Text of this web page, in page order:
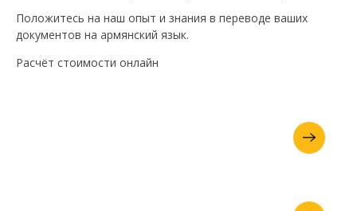
Положитесь на наш опыт и знания в переводе ваших
документов на армянский язык.
Расчёт стоимости онлайн